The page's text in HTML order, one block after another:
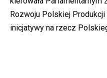
Rozwoju Polskiej
inicjatywy na rzecz